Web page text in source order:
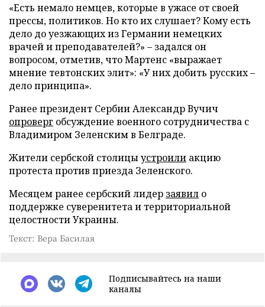
«Есть немало немцев, которые в ужасе от своей
прессы, политиков. Но кто их слушает? Кому есть
дело до уезжающих из Германии немецких
врачей и преподавателей?» – задался он
вопросом, отметив, что Мартенс «выражает
мнение тевтонских элит»: «У них добить русских –
дело принципа».
Ранее президент Сербии Александр Вучич
опроверг обсуждение военного сотрудничества с
Владимиром Зеленским в Белграде.
Жители сербской столицыустроили акцию
протеста против приезда Зеленского.
Месяцем ранее сербский лидер заявил о
поддержке суверенитета и территориальной
целостности Украины.
Текст: Вера Басилая
Подписывайтесь на наши
каналы